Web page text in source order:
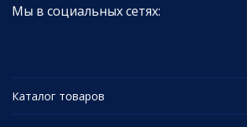
Мы в социальных сетях:
Каталог товаров